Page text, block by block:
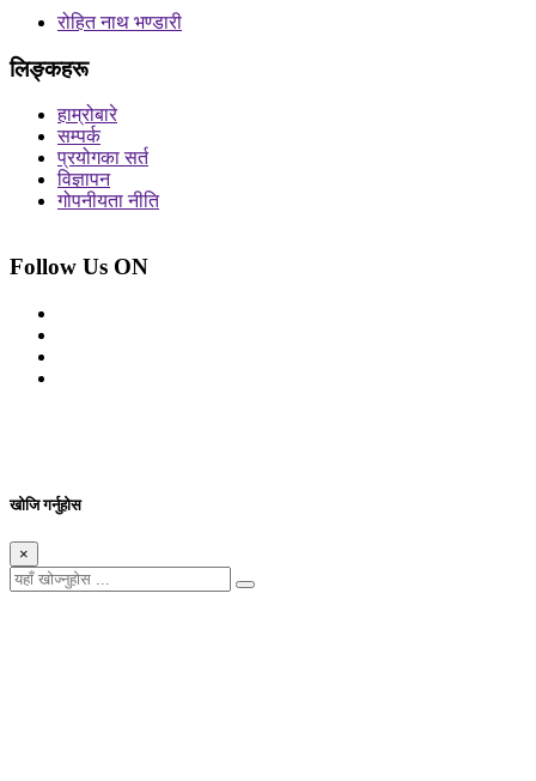
रोहित नाथ भण्डारी
लिङ्कहरू
हाम्रोबारे
सम्पर्क
प्रयोगका सर्त
विज्ञापन
गोपनीयता नीति
Follow Us ON
खोजि गर्नुहोस
×